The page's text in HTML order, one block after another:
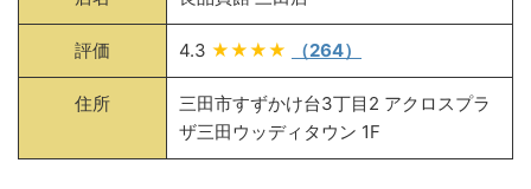
評価 4.3 ★★★★ （264）
住所
三田市すずかけ台3丁目2 アクロスプラ
ザ三田ウッディタウン 1F